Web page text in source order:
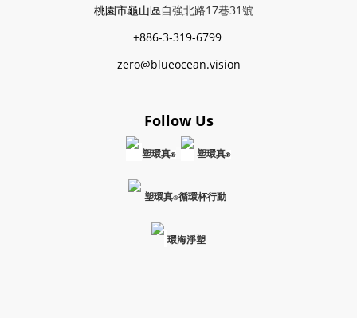
桃園市龜山區自強北路17巷31號
+886-3-319-6799
zero@blueocean.vision
Follow Us
塑環真® 塑環真®
塑環真®循環杯行動
環海淨塑